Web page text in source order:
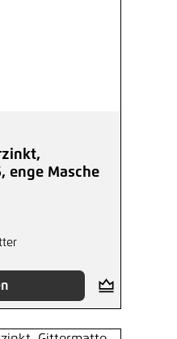
enge Masche